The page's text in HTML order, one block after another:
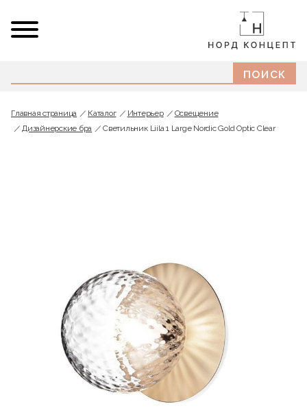
Главная страница Каталог Интерьер
Освещение
Дизайнерские бра
Светильник Liila 1 Large Nordic Gold Optic Clear